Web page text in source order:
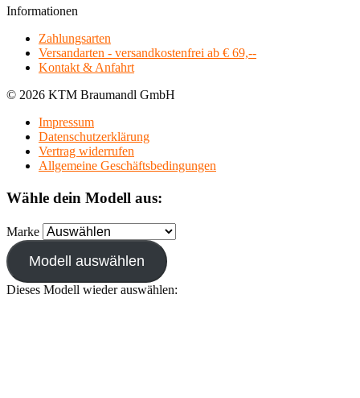
Informationen
Zahlungsarten
Versandarten - versandkostenfrei ab € 69,--
Kontakt & Anfahrt
© 2026 KTM Braumandl GmbH
Impressum
Datenschutzerklärung
Vertrag widerrufen
Allgemeine Geschäftsbedingungen
Wähle dein Modell aus:
Marke
Modell auswählen
Dieses Modell wieder auswählen: